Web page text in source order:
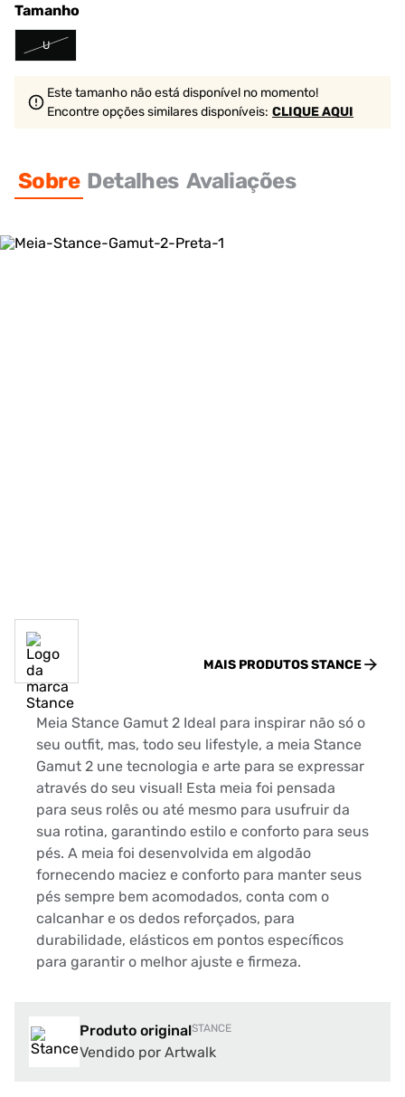
Tamanho
U
Este tamanho não está disponível no momento!
Encontre opções similaresdisponíveis: CLIQUE AQUI
Sobre Detalhes Avaliações
MAIS PRODUTOSSTANCE
Meia Stance Gamut 2 Ideal para inspirar não só o
seu outfit, mas, todo seu lifestyle, a meia Stance
Gamut 2 une tecnologia e arte para se expressar
através do seu visual! Esta meia foi pensada
para seus rolês ou até mesmo para usufruir da
sua rotina, garantindo estilo e conforto para seus
pés. A meia foi desenvolvida em algodão
fornecendo maciez e conforto para manter seus
pés sempre bem acomodados, conta com o
calcanhar e os dedos reforçados, para
durabilidade, elásticos em pontos específicos
para garantir o melhor ajuste e firmeza.
Produto originalSTANCE
Vendido por Artwalk